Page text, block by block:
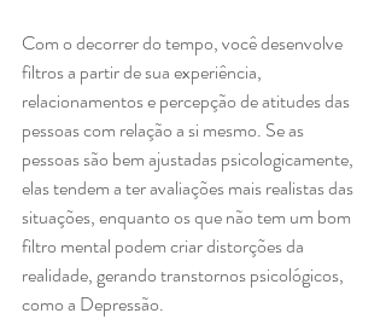
Com o decorrer do tempo, você desenvolve
filtros a partir de sua experiência,
relacionamentos e percepção de atitudes das
pessoas com relação a si mesmo. Se as
pessoas são bem ajustadas psicologicamente,
elas tendem a ter avaliações mais realistas das
situações, enquanto os que não tem um bom
filtro mental podem criar distorções da
realidade, gerando transtornos psicológicos,
como a Depressão.